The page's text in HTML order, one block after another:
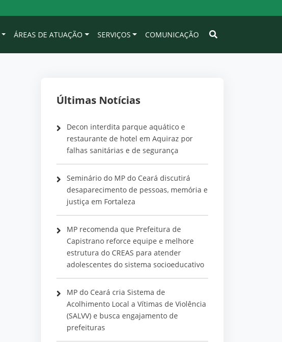
ÁREAS DE ATUAÇÃO SERVIÇOS COMUNICAÇÃO
Últimas Notícias
Decon interdita parque aquático e
restaurante de hotel em Aquiraz por
falhas sanitárias e de segurança
Seminário do MP do Ceará discutirá
desaparecimento de pessoas, memória e
justiça em Fortaleza
MP recomenda que Prefeitura de
Capistrano reforce equipe e melhore
estrutura do CREAS para atender
adolescentes do sistema socioeducativo
MP do Ceará cria Sistema de
Acolhimento Local a Vítimas de Violência
(SALVV) e busca engajamento de
prefeituras